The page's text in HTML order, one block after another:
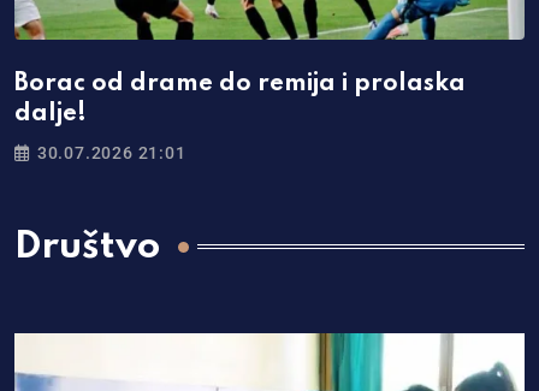
Borac od drame do remija i prolaska
dalje!
30.07.2026 21:01
Društvo